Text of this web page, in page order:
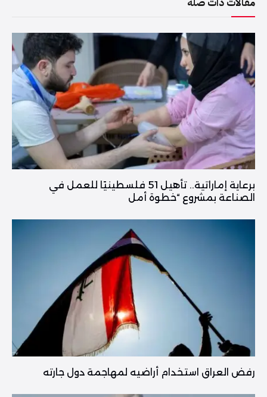
برعاية إماراتية.. تأهيل 51 فلسطينيًا للعمل في
الصناعة بمشروع “خطوة أمل
رفض العراق استخدام أراضيه لمهاجمة دول جارته